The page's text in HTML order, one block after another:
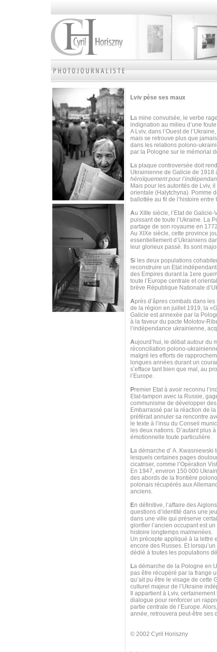
Lviv pèse ses maux
La mine convulsée, le verbe
indignation au milieu d’une
A Lviv, dans l’Ouest de
mais se retrouve plus que
dans les relations polono-
par la Pologne sur le mémorial
La plaque controversée doit
Ukrainienne de Galicie de 1918
héroïquement pour
Mais pour les autorités de Lviv,
orientale (Halytchyna). Pomme
ballottée au fil de l’histoire
Au XIIIe siècle, l’Etat de
puissant de toute l’Ukraine. La
partage de son royaume en
Au XIXe siècle, cette province
essentiellement d’Ukrainiens
leur glorieux passé. Ils sont
Si les deux populations
reconstruire un Etat
des Empires durant la 1ere
toute l’Europe centrale et
brève République Nationale
Après d’âpres combats dans
de la région en juillet 1919, la
Galicie est annexée par la
à la faveur du pacte Molotov-
l’indépendance ukrainienne,
Aujourd’hui, le débat autour du
réconciliation polono-
malgré les efforts de
longues années durant un
s’efface tant bien que mal, au
l’Europe.
Premier Etat à avoir reconnu
Etat-tampon avec la Russie,
communisme de développer
Embarrassé par la réaction de
préférait annuler sa rencontre
le texte à l’insu du Conseil
les deux nations. D’autant plus
émotionnelle toute particulière.
La démarche d’ A.
lesquels certaines pages
cicatriser, comme l’Opération
En 1947, environ 150 000
des abords de la frontière
polonais récupérés aux
anciens.
En définitive, l’affaire des
questions d’identité dans une
dans une ville qui préserve
glorifier l’ancien occupant est
histoire longtemps malmenées.
Un précepte appliqué à la lettre
encore des Russes. Et
dédié à toutes les populations
La démarche de la Pologne en
pas être récupéré par la frange
qu’ait pu être le visage de cette
culturel majeur de l’Ukraine
Il appartient à Lviv,
dialogue pour renforcer un
partie centrale de l’Europe.
année, retrouvera peut-être ses
© 2002 Cyril Horiszny